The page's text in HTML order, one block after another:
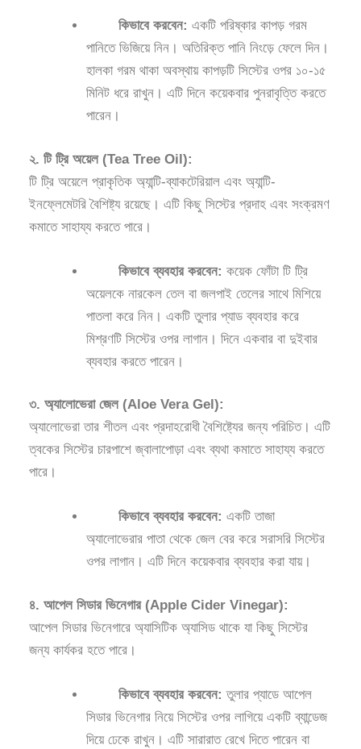
কিভাবে করবেন: একটি পরিষ্কার কাপড় গরম
পানিতে ভিজিয়ে নিন। অতিরিক্ত পানি নিংড়ে ফেলে দিন।
হালকা গরম থাকা অবস্থায় কাপড়টি সিস্টের ওপর ১০-১৫
মিনিট ধরে রাখুন। এটি দিনে কয়েকবার পুনরাবৃত্তি করতে
পারেন।
২. টি ট্রি অয়েল (Tea Tree Oil):
টি ট্রি অয়েলে প্রাকৃতিক অ্যান্টি-ব্যাকটেরিয়াল এবং অ্যান্টি-
ইনফ্লেমেটরি বৈশিষ্ট্য রয়েছে। এটি কিছু সিস্টের প্রদাহ এবং সংক্রমণ
কমাতে সাহায্য করতে পারে।
কিভাবে ব্যবহার করবেন: কয়েক ফোঁটা টি ট্রি
অয়েলকে নারকেল তেল বা জলপাই তেলের সাথে মিশিয়ে
পাতলা করে নিন। একটি তুলার প্যাড ব্যবহার করে
মিশ্রণটি সিস্টের ওপর লাগান। দিনে একবার বা দুইবার
ব্যবহার করতে পারেন।
৩. অ্যালোভেরা জেল (Aloe Vera Gel):
অ্যালোভেরা তার শীতল এবং প্রদাহরোধী বৈশিষ্ট্যের জন্য পরিচিত। এটি
ত্বকের সিস্টের চারপাশে জ্বালাপোড়া এবং ব্যথা কমাতে সাহায্য করতে
পারে।
কিভাবে ব্যবহার করবেন: একটি তাজা
অ্যালোভেরার পাতা থেকে জেল বের করে সরাসরি সিস্টের
ওপর লাগান। এটি দিনে কয়েকবার ব্যবহার করা যায়।
৪. আপেল সিডার ভিনেগার (Apple Cider Vinegar):
আপেল সিডার ভিনেগারে অ্যাসিটিক অ্যাসিড থাকে যা কিছু সিস্টের
জন্য কার্যকর হতে পারে।
কিভাবে ব্যবহার করবেন: তুলার প্যাডে আপেল
সিডার ভিনেগার নিয়ে সিস্টের ওপর লাগিয়ে একটি ব্যান্ডেজ
দিয়ে ঢেকে রাখুন। এটি সারারাত রেখে দিতে পারেন বা